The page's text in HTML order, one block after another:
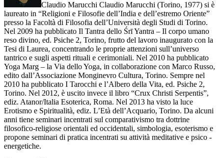
Claudio Marucchi Claudio Marucchi (Torino, 1977) si è
laureato in “Religioni e Filosofie dell’India e dell’estremo Oriente”
presso la Facoltà di Filosofia dell’Università degli Studi di Torino.
Nel 2009 ha pubblicato Il Tantra dello Śrī Yantra – Il corpo umano
reso divino, ed. Psiche 2, Torino, frutto del lavoro inaugurato con la
Tesi di Laurea, concentrando le proprie attenzioni sull’universo
tantrico e sugli aspetti rituali e cerimoniali. Nel 2010 ha pubblicato
Yoga Marg – la Via dello Yoga, in collaborazione con Marco Russo,
edito dall’Associazione Monginevro Cultura, Torino. Sempre nel
2010 ha pubblicato I Tarocchi e l’Albero della Vita, ed. Psiche 2,
Torino. Nel 2012, è uscito invece il libro “Crux Christi Serpentis”,
ediz. Atanor/Italia Esoterica, Roma. Nel 2013 ha visto la luce
Erotismo e Spiritualità, ediz. L’Età dell’Acquario, Torino. Da alcuni
anni tiene seminari incentrati sul comparativismo tra dottrine
filosofico-religiose orientali ed occidentali, simbologia, esoterismo e
propone seminari di pratica incentrati su attività meditative e psico -
energetiche.